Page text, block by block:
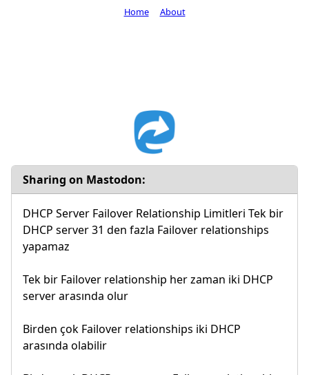
Sharing on Mastodon:
DHCP Server Failover Relationship Limitleri Tek bir
DHCP server 31 den fazla Failover relationships
yapamaz
Tek bir Failover relationship her zaman iki DHCP
server arasında olur
Birden çok Failover relationships iki DHCP
arasında olabilir
Home About